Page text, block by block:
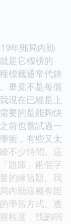
年郵局內勤
是它標榜的
標籤通常代錶
畢竟不是每個
現在已經是上
要的是能夠快
前也嘗試過一
術，有些又太
不少時間。這
題庫」兩個字
的練習題。我
內勤這種有固
學習方式。透
程度，找齣弱